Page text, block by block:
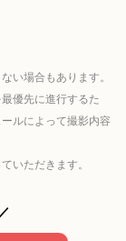
い場合もあります。
優先に進行するた
ルによって撮影内容
いただきます。